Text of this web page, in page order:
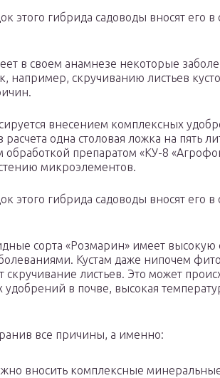
этого гибрида садоводы вносят его в
в своем анамнезе некоторые
например, скручиванию листьев
внесением комплексных
одна столовая ложка на пять
обработкой препаратом «КУ-8
микроэлементов.
этого гибрида садоводы вносят его в
сорта «Розмарин» имеет высокую
Кустам даже нипочем
скручивание листьев. Это может
удобрений в почве, высокая
все причины, а именно:
вносить комплексные